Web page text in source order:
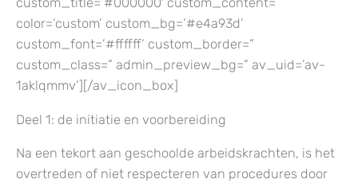
color=’custom’ custom_bg=’#e4a93d’
custom_font=’#ffffff’ custom_border=”
custom_class=” admin_preview_bg=” av_uid=’av-
1aklqmmv’][/av_icon_box]
Deel 1: de initiatie en voorbereiding
Na een tekort aan geschoolde arbeidskrachten, is het
overtreden of niet respecteren van procedures door